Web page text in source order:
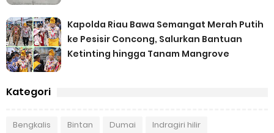
Kapolda Riau Bawa Semangat Merah Putih
ke Pesisir Concong, Salurkan Bantuan
Ketinting hingga Tanam Mangrove
Kategori
Bengkalis Bintan Dumai
Indragiri hilir